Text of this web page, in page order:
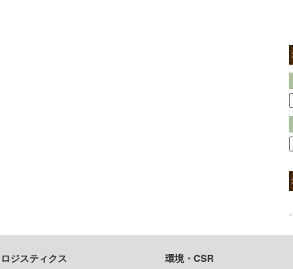
ロジスティクス 環境・CSR